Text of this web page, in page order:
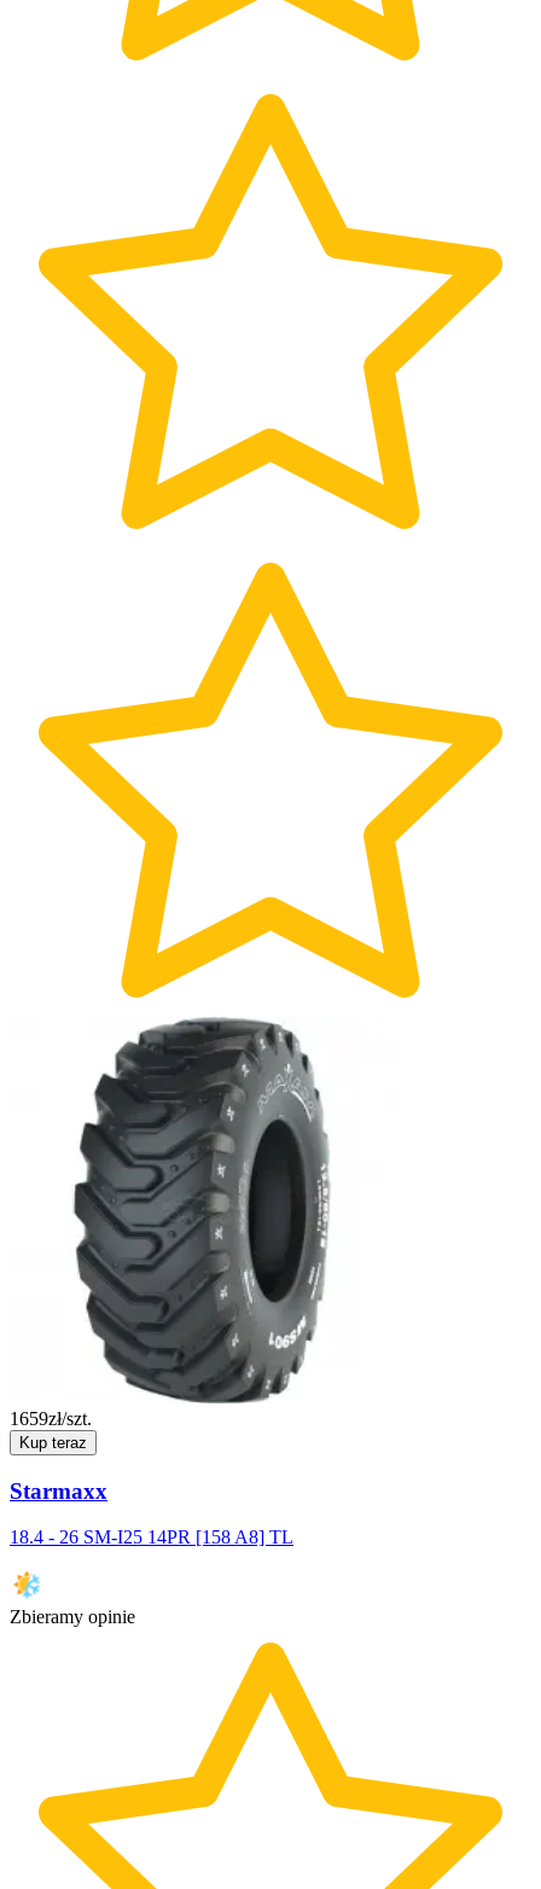
1659zł/szt.
Kup teraz
Starmaxx
18.4 - 26 SM-I25 14PR [158 A8] TL
Zbieramy opinie